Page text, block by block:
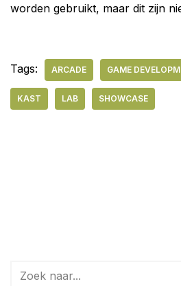
worden gebruikt, maar dit zijn
Tags: ARCADE GAME
KAST LAB SHOWCASE